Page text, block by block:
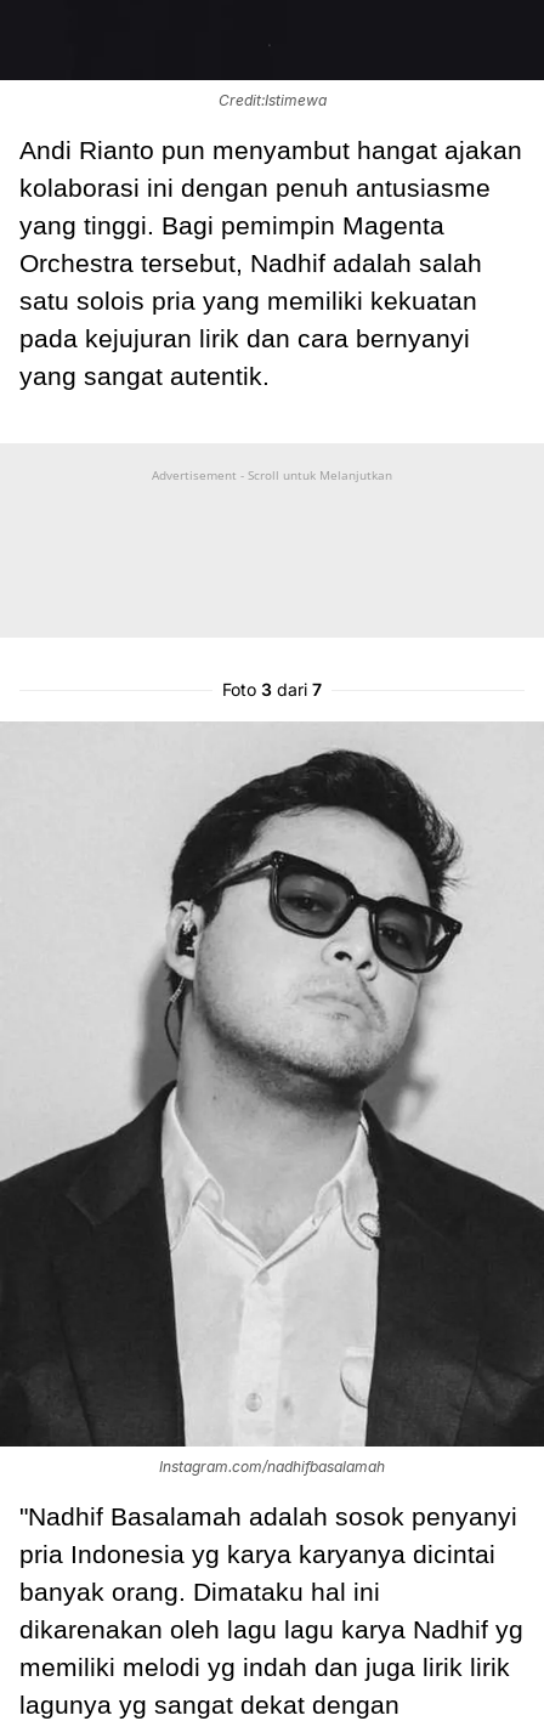
Credit:Istimewa
Andi Rianto pun menyambut hangat ajakan
kolaborasi ini dengan penuh antusiasme
yang tinggi. Bagi pemimpin Magenta
Orchestra tersebut, Nadhif adalah salah
satu solois pria yang memiliki kekuatan
pada kejujuran lirik dan cara bernyanyi
yang sangat autentik.
Advertisement - Scroll untuk Melanjutkan
Foto 3 dari 7
Instagram.com/nadhifbasalamah
"Nadhif Basalamah adalah sosok penyanyi
pria Indonesia yg karya karyanya dicintai
banyak orang. Dimataku hal ini
dikarenakan oleh lagu lagu karya Nadhif yg
memiliki melodi yg indah dan juga lirik lirik
lagunya yg sangat dekat dengan